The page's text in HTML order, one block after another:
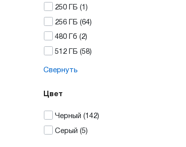
250 ГБ (1)
256 ГБ (64)
480 Гб (2)
512 ГБ (58)
Свернуть
Цвет
Черный (142)
Серый (5)